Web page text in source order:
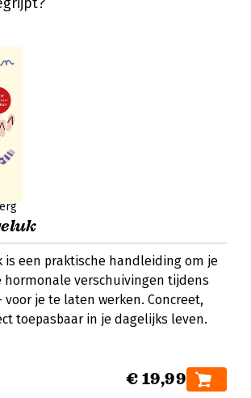
is een praktische handleiding om je
hormonale verschuivingen tijdens
je te laten werken. Concreet,
toepasbaar in je dagelijks leven.
€ 19,99